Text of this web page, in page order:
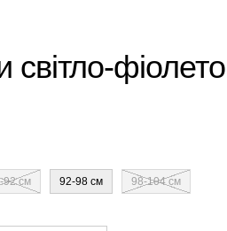
світло-
92 см 92-98 см 98-104 см